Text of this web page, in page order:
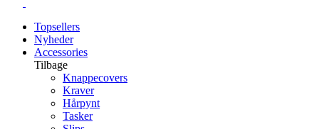
Topsellers
Nyheder
Accessories
Tilbage
Knappecovers
Kraver
Hårpynt
Tasker